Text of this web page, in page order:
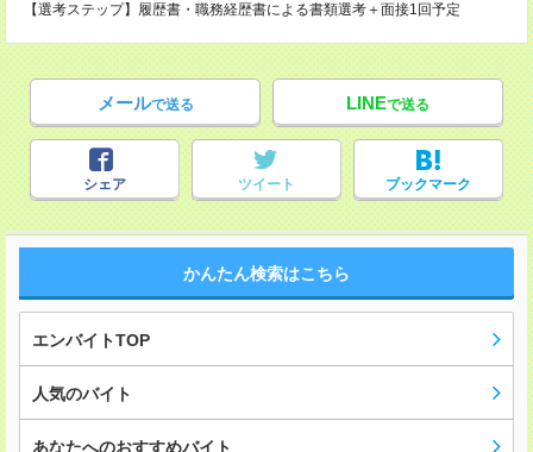
【選考ステップ】履歴書・職務経歴書による書類選考＋面接1回予定
メールで送る LINEで送る
シェア ツイート ブックマーク
かんたん検索はこちら
エンバイトTOP
人気のバイト
あなたへのおすすめバイト